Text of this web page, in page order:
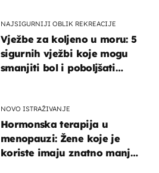
NAJSIGURNIJI OBLIK REKREACIJE
Vježbe za koljeno u moru: 5
sigurnih vježbi koje mogu
smanjiti bol i poboljšati
NOVO ISTRAŽIVANJE
Hormonska terapija u
menopauzi: Žene koje je
koriste imaju znatno manji